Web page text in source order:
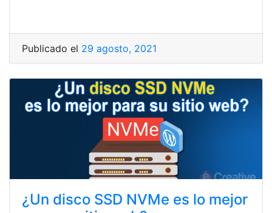
Publicado el 29 agosto, 2021
¿Un disco SSD NVMe es lo mejor